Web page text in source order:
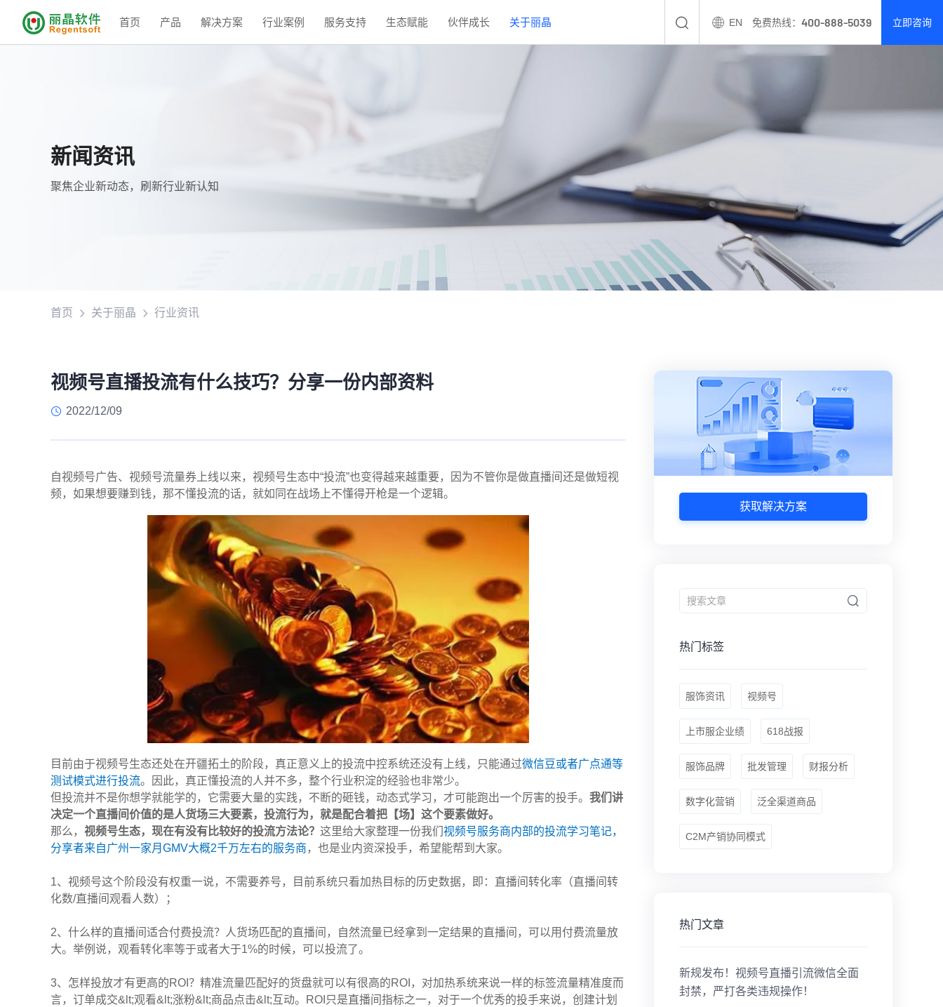
立即咨询
免费热线： 400-888-5039
EN
首页 产品 解决方案 行业案例 服务支持 生态赋能 伙伴成长 关于丽晶
新闻资讯
聚焦企业新动态，刷新行业新认知
首页 关于丽晶 行业资讯
视频号直播投流有什么技巧？分享一份内部资料
2022/12/09
自视频号广告、视频号流量券上线以来，视频号生态中“投流”也变得越来越重要，因为不管你是做直播间还是做短视
频，如果想要赚到钱，那不懂投流的话，就如同在战场上不懂得开枪是一个逻辑。
目前由于视频号生态还处在开疆拓土的阶段，真正意义上的投流中控系统还没有上线，只能通过微信豆或者广点通等
测试模式进行投流。因此，真正懂投流的人并不多，整个行业积淀的经验也非常少。
但投流并不是你想学就能学的，它需要大量的实践，不断的砸钱，动态式学习，才可能跑出一个厉害的投手。 我们讲
决定一个直播间价值的是人货场三大要素，投流行为，就是配合着把【场】这个要素做好。
那么， 视频号生态，现在有没有比较好的投流方法论？ 这里给大家整理一份我们 视频号服务商内部的投流学习笔记，
分享者来自广州一家月GMV大概2千万左右的服务商 ，也是业内资深投手，希望能帮到大家。
1、视频号这个阶段没有权重一说，不需要养号，目前系统只看加热目标的历史数据，即：直播间转化率（直播间转
化数/直播间观看人数）；
2、什么样的直播间适合付费投流？人货场匹配的直播间，自然流量已经拿到一定结果的直播间，可以用付费流量放
大。举例说，观看转化率等于或者大于1%的时候，可以投流了。
3、怎样投放才有更高的ROI？精准流量匹配好的货盘就可以有很高的ROI，对加热系统来说一样的标签流量精准度而
言，订单成交&lt;观看&lt;涨粉&lt;商品点击&lt;互动。ROI只是直播间指标之一，对于一个优秀的投手来说，创建计划
获取解决方案
热门标签
服饰资讯 视频号
上市服企业绩 618战报
服饰品牌 批发管理 财报分析
数字化营销 泛全渠道商品
C2M产销协同模式
热门文章
新规发布！视频号直播引流微信全面
封禁，严打各类违规操作！